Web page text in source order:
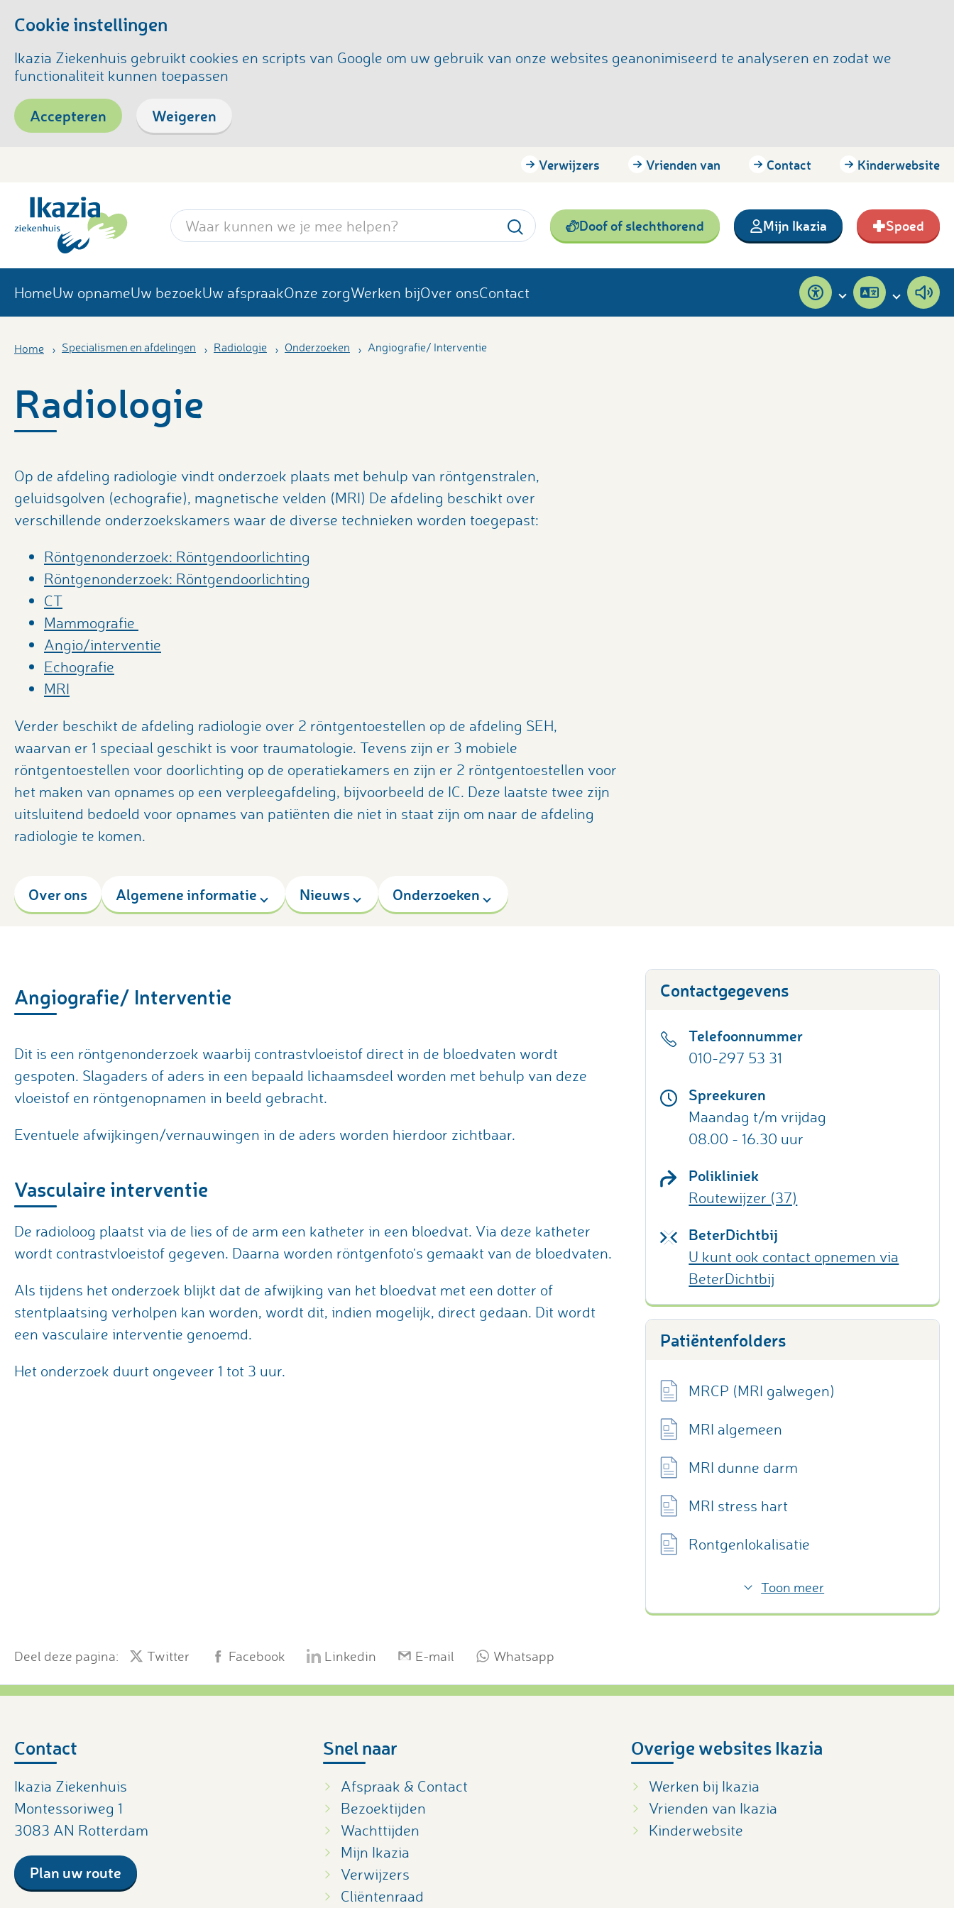
Cookie instellingen
Ikazia Ziekenhuis gebruikt cookies en scripts van Google om uw gebruik van onze websites geanonimiseerd te analyseren en zodat we
functionaliteit kunnen toepassen
Accepteren Weigeren
Verwijzers Vrienden van Contact Kinderwebsite
Zoekwoord Doof of slechthorend Mijn Ikazia Spoed
HomeUw opnameUw bezoekUw afspraakOnze zorgWerken bijOver onsContact Toegankelijkheid
Pagina
vertalen
Home Specialismen en afdelingen Radiologie Onderzoeken Angiografie/ Interventie
Radiologie
Op de afdeling radiologie vindt onderzoek plaats met behulp van röntgenstralen,
geluidsgolven (echografie), magnetische velden (MRI) De afdeling beschikt over
verschillende onderzoekskamers waar de diverse technieken worden toegepast:
Röntgenonderzoek: Röntgendoorlichting
Röntgenonderzoek: Röntgendoorlichting
CT
Mammografie
Angio/interventie
Echografie
MRI
Verder beschikt de afdeling radiologie over 2 röntgentoestellen op de afdeling SEH,
waarvan er 1 speciaal geschikt is voor traumatologie. Tevens zijn er 3 mobiele
röntgentoestellen voor doorlichting op de operatiekamers en zijn er 2 röntgentoestellen voor
het maken van opnames op een verpleegafdeling, bijvoorbeeld de IC. Deze laatste twee zijn
uitsluitend bedoeld voor opnames van patiënten die niet in staat zijn om naar de afdeling
radiologie te komen.
Over ons Algemene informatie Nieuws Onderzoeken
Angiografie/ Interventie
Dit is een röntgenonderzoek waarbij contrastvloeistof direct in de bloedvaten wordt
gespoten. Slagaders of aders in een bepaald lichaamsdeel worden met behulp van deze
vloeistof en röntgenopnamen in beeld gebracht.
Eventuele afwijkingen/vernauwingen in de aders worden hierdoor zichtbaar.
Vasculaire interventie
De radioloog plaatst via de lies of de arm een katheter in een bloedvat. Via deze katheter
wordt contrastvloeistof gegeven. Daarna worden röntgenfoto's gemaakt van de bloedvaten.
Als tijdens het onderzoek blijkt dat de afwijking van het bloedvat met een dotter of
stentplaatsing verholpen kan worden, wordt dit, indien mogelijk, direct gedaan. Dit wordt
een vasculaire interventie genoemd.
Het onderzoek duurt ongeveer 1 tot 3 uur.
Contactgegevens
Telefoonnummer
010-297 53 31
Spreekuren
Maandag t/m vrijdag
08.00 - 16.30 uur
Polikliniek
Routewijzer (37)
BeterDichtbij
U kunt ook contact opnemen via
BeterDichtbij
Patiëntenfolders
MRCP (MRI galwegen)
MRI algemeen
MRI dunne darm
MRI stress hart
Rontgenlokalisatie
Toon meer
Deel deze pagina: Twitter Facebook Linkedin E-mail Whatsapp
Contact
Ikazia Ziekenhuis
Montessoriweg 1
3083 AN Rotterdam
Plan uw route
Snel naar
Afspraak & Contact
Bezoektijden
Wachttijden
Mijn Ikazia
Verwijzers
Cliëntenraad
Overige websites Ikazia
Werken bij Ikazia
Vrienden van Ikazia
Kinderwebsite